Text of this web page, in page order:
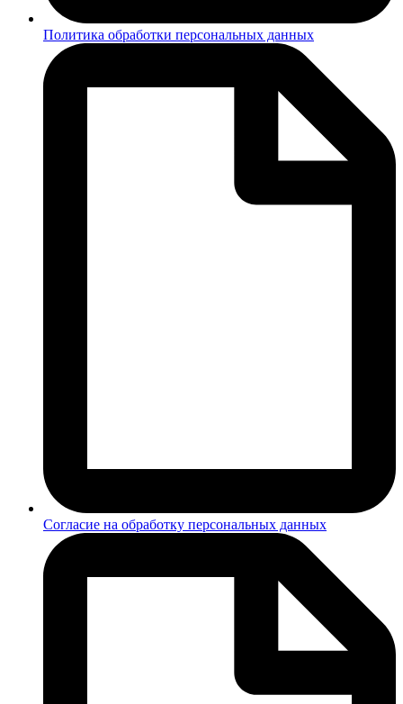
Политика обработки персональных данных
Согласие на обработку персональных данных